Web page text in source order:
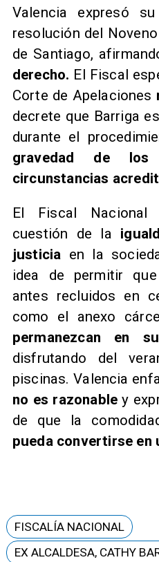
Valencia expresó
resolución del
de Santiago,
derecho. El Fiscal
Corte de Apelaciones
decrete que Barriga
durante el
gravedad de
circunstancias
El Fiscal Nacional
cuestión de la
justicia en la
idea de permitir
antes recluidos en
como el anexo
permanezcan en
disfrutando del
piscinas. Valencia
no es razonable y
de que la
pueda convertirse en
FISCALÍA NACIONAL
EX ALCALDESA, CATHY